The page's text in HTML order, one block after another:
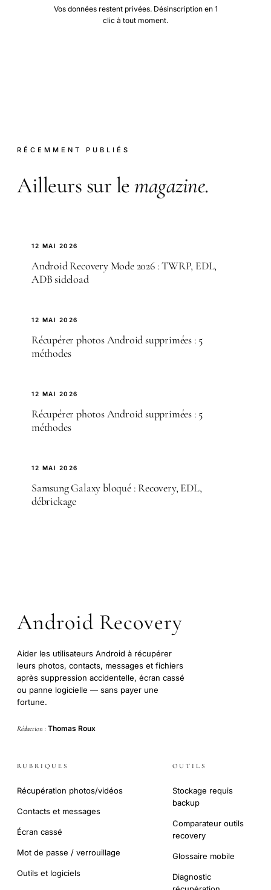
Vos données restent privées. Désinscription en 1
clic à tout moment.
RÉCEMMENT PUBLIÉS
Ailleurs sur le magazine.
12 MAI 2026
Android Recovery Mode 2026 : TWRP, EDL,
ADB sideload
12 MAI 2026
Récupérer photos Android supprimées : 5
méthodes
12 MAI 2026
Récupérer photos Android supprimées : 5
méthodes
12 MAI 2026
Samsung Galaxy bloqué : Recovery, EDL,
débrickage
Android Recovery
Aider les utilisateurs Android à récupérer
leurs photos, contacts, messages et fichiers
après suppression accidentelle, écran cassé
ou panne logicielle — sans payer une
fortune.
Rédaction : Thomas Roux
RUBRIQUES
Récupération photos/vidéos
Contacts et messages
Écran cassé
Mot de passe / verrouillage
Outils et logiciels
OUTILS
Stockage requis
backup
Comparateur outils
recovery
Glossaire mobile
Diagnostic